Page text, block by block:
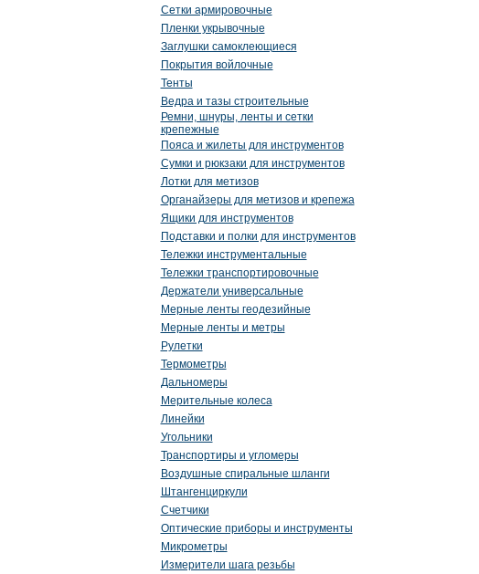
Сетки армировочные
Пленки укрывочные
Заглушки самоклеющиеся
Покрытия войлочные
Тенты
Ведра и тазы строительные
Ремни, шнуры, ленты и сетки
крепежные
Пояса и жилеты для инструментов
Сумки и рюкзаки для инструментов
Лотки для метизов
Органайзеры для метизов и крепежа
Ящики для инструментов
Подставки и полки для инструментов
Тележки инструментальные
Тележки транспортировочные
Держатели универсальные
Мерные ленты геодезийные
Мерные ленты и метры
Рулетки
Термометры
Дальномеры
Мерительные колеса
Линейки
Угольники
Транспортиры и угломеры
Воздушные спиральные шланги
Штангенциркули
Счетчики
Оптические приборы и инструменты
Микрометры
Измерители шага резьбы